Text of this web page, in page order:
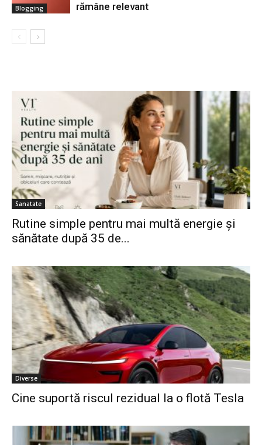
Blogging
rămâne relevant
Sanatate
Rutine simple pentru mai multă energie și
sănătate după 35 de...
Diverse
Cine suportă riscul rezidual la o flotă Tesla